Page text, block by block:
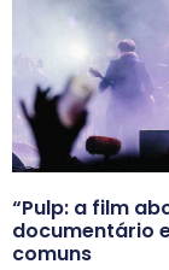
“Pulp: a film
documentário
comuns